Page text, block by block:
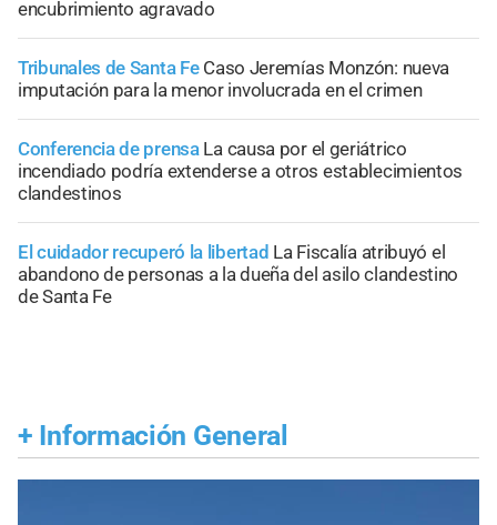
encubrimiento agravado
Tribunales de Santa Fe Caso Jeremías Monzón: nueva
imputación para la menor involucrada en el crimen
Conferencia de prensa La causa por el geriátrico
incendiado podría extenderse a otros establecimientos
clandestinos
El cuidador recuperó la libertad La Fiscalía atribuyó el
abandono de personas a la dueña del asilo clandestino
de Santa Fe
+ Información General